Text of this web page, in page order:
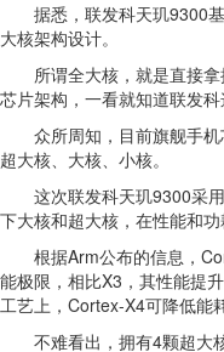
据悉，联发科天玑9300基
大核架构设计。
所谓全大核，就是直接拿
芯片架构，一看就知道联发科
众所周知，目前旗舰手机
超大核、大核、小核。
这次联发科天玑9300采用
下大核和超大核，在性能和功
根据Arm公布的信息，
能极限，相比X3，其性能提
工艺上，Cortex-X4可降低能
不难看出，拥有4颗超大